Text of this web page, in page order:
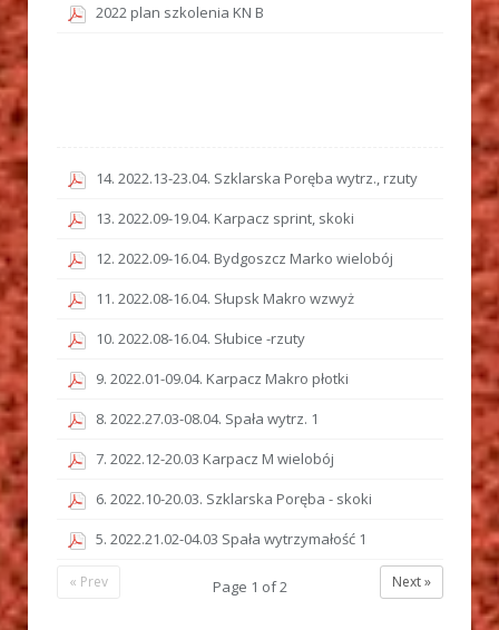
2022 plan szkolenia KN B
14. 2022.13-23.04. Szklarska Poręba wytrz., rzuty
13. 2022.09-19.04. Karpacz sprint, skoki
12. 2022.09-16.04. Bydgoszcz Marko wielobój
11. 2022.08-16.04. Słupsk Makro wzwyż
10. 2022.08-16.04. Słubice -rzuty
9. 2022.01-09.04. Karpacz Makro płotki
8. 2022.27.03-08.04. Spała wytrz. 1
7. 2022.12-20.03 Karpacz M wielobój
6. 2022.10-20.03. Szklarska Poręba - skoki
5. 2022.21.02-04.03 Spała wytrzymałość 1
Next »
Page 1 of2
« Prev